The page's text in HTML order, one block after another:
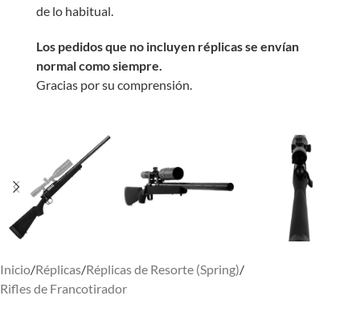
de lo habitual.
Los pedidos que no incluyen réplicas se envían
normal como siempre.
Gracias por su comprensión.
Inicio/Réplicas/Réplicas de Resorte (Spring)/
Rifles de Francotirador